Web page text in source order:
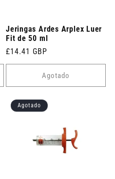
Jeringas Ardes Arplex Luer
Fit de 50 ml
Precio
habitual
£14.41 GBP
Agotado
Agotado